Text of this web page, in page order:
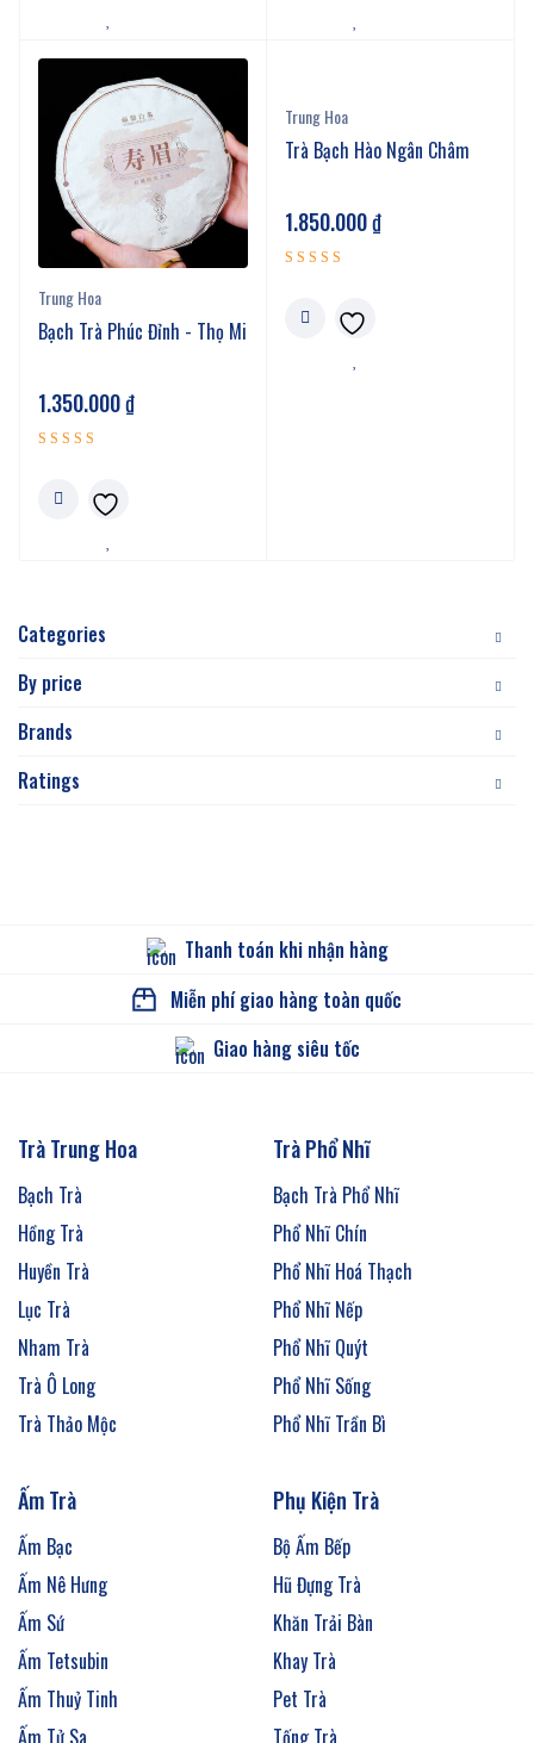
Categories
By price
Brands
Ratings
Trung Hoa
Bạch Trà Phúc Đỉnh - Thọ Mi
1.350.000₫
hạng
5.00
5 sao
Trung Hoa
Trà Bạch Hào Ngân Châm
1.850.000₫
hạng
5.00
5 sao
Thanh toán khi nhận hàng
Miễn phí giao hàng toàn quốc
Giao hàng siêu tốc
Trà Trung Hoa
Bạch Trà
Hồng Trà
Huyền Trà
Lục Trà
Nham Trà
Trà Ô Long
Trà Thảo Mộc
Trà Phổ Nhĩ
Bạch Trà Phổ Nhĩ
Phổ Nhĩ Chín
Phổ Nhĩ Hoá Thạch
Phổ Nhĩ Nếp
Phổ Nhĩ Quýt
Phổ Nhĩ Sống
Phổ Nhĩ Trần Bì
Ấm Trà
Ấm Bạc
Ấm Nê Hưng
Ấm Sứ
Ấm Tetsubin
Ấm Thuỷ Tinh
Ấm Tử Sa
Phụ Kiện Trà
Bộ Ấm Bếp
Hũ Đựng Trà
Khăn Trải Bàn
Khay Trà
Pet Trà
Tống Trà